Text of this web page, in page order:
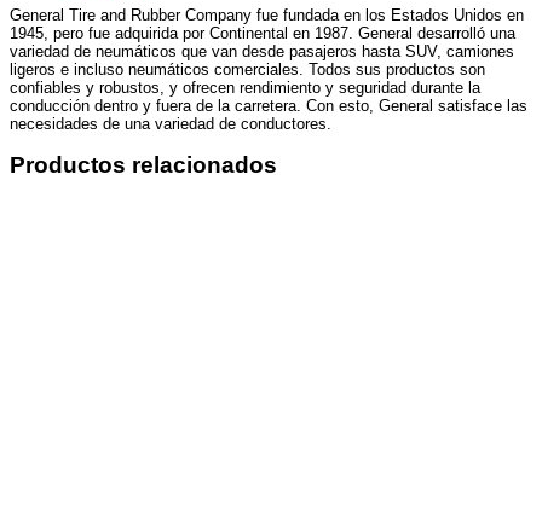
General Tire and Rubber Company fue fundada en los Estados Unidos en
1945, pero fue adquirida por Continental en 1987. General desarrolló una
variedad de neumáticos que van desde pasajeros hasta SUV, camiones
ligeros e incluso neumáticos comerciales. Todos sus productos son
confiables y robustos, y ofrecen rendimiento y seguridad durante la
conducción dentro y fuera de la carretera. Con esto, General satisface las
necesidades de una variedad de conductores.
Productos relacionados